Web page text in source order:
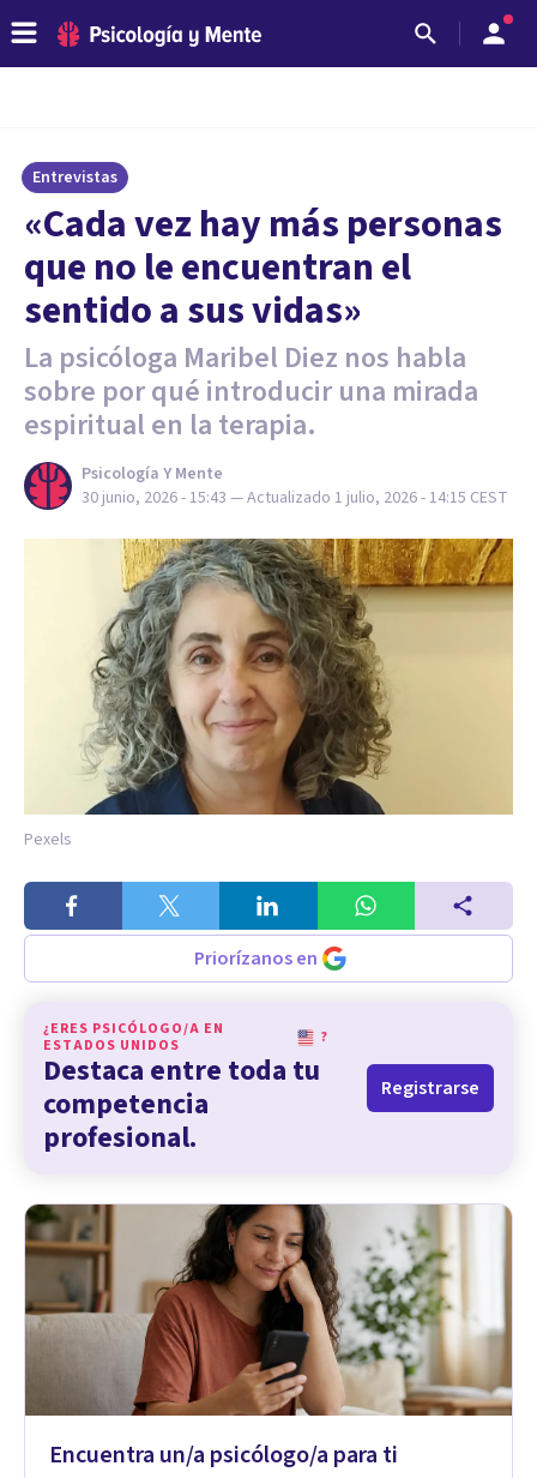
Entrevistas
«Cada vez hay más personas
que no le encuentran el
sentido a sus vidas»
La psicóloga Maribel Diez nos habla
sobre por qué introducir una mirada
espiritual en la terapia.
Psicología Y Mente
30 junio, 2026 - 15:43 — Actualizado 1 julio, 2026 - 14:15 CEST
Pexels
Priorízanos en
¿ERES PSICÓLOGO/A EN
ESTADOS UNIDOS
?
Destaca entre toda tu
competencia
profesional.
Registrarse
Encuentra un/a psicólogo/a para ti